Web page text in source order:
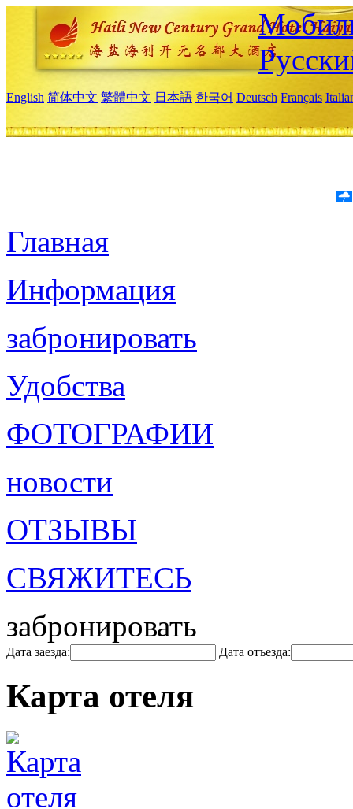
English 简体中文 繁體中文 日本語 한국어 Deutsch Français
Главная
Информация
забронировать
Удобства
ФОТОГРАФИИ
новости
ОТЗЫВЫ
СВЯЖИТЕСЬ
забронировать
Дата заезда: Дата отъезда:
Карта отеля